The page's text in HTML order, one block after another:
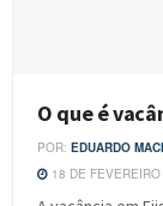
O que é
POR: EDUARDO
18 DE